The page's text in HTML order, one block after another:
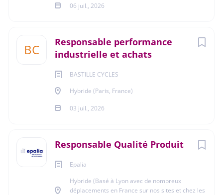
06 juil., 2026
BC
Responsable performance
industrielle et achats
BASTILLE CYCLES
Hybride (Paris, France)
03 juil., 2026
Responsable Qualité Produit
Epalia
Hybride (Basé à Lyon avec de nombreux
déplacements en France sur nos sites et chez les
Capacité de communication, Autonomie, Rigueur